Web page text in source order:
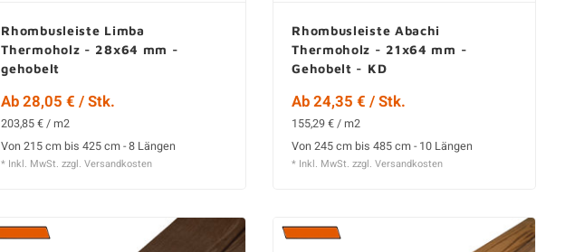
Rhombusleiste Limba
Thermoholz - 28x64 mm -
gehobelt
Ab 28,05 € / Stk.
203,85 € / m2
Von 215 cm bis 425 cm - 8 Längen
* Inkl. MwSt. zzgl.Versandkosten
Rhombusleiste Abachi
Thermoholz - 21x64 mm -
Gehobelt - KD
Ab 24,35 € / Stk.
155,29 € / m2
Von 245 cm bis 485 cm - 10 Längen
* Inkl. MwSt. zzgl.Versandkosten